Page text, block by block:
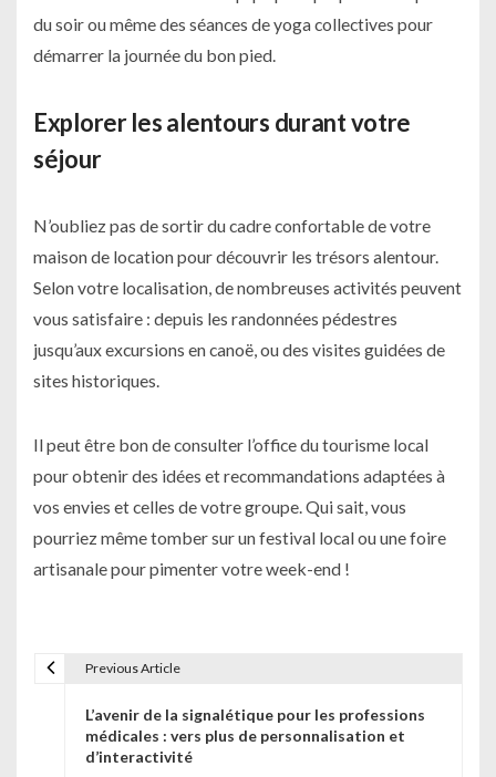
du soir ou même des séances de yoga collectives pour
démarrer la journée du bon pied.
Explorer les alentours durant votre
séjour
N’oubliez pas de sortir du cadre confortable de votre
maison de location pour découvrir les trésors alentour.
Selon votre localisation, de nombreuses activités peuvent
vous satisfaire : depuis les randonnées pédestres
jusqu’aux excursions en canoë, ou des visites guidées de
sites historiques.
Il peut être bon de consulter l’office du tourisme local
pour obtenir des idées et recommandations adaptées à
vos envies et celles de votre groupe. Qui sait, vous
pourriez même tomber sur un festival local ou une foire
artisanale pour pimenter votre week-end !
Previous Article
L’avenir de la signalétique pour les professions
médicales : vers plus de personnalisation et
d’interactivité